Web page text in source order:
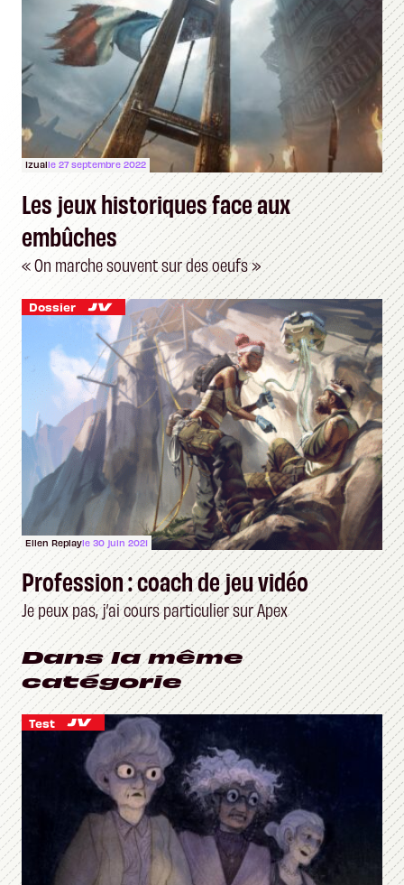
Izualle 27 septembre 2022
Les jeux historiques face aux
embûches
« On marche souvent sur des oeufs »
Dossier
Ellen Replayle 30 juin 2021
Profession : coach de jeu vidéo
Je peux pas, j’ai cours particulier sur Apex
Dans la même
catégorie
Test